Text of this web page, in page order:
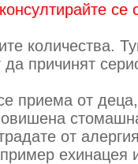
се
количества.
да причинят
приема от
от
ехинацея